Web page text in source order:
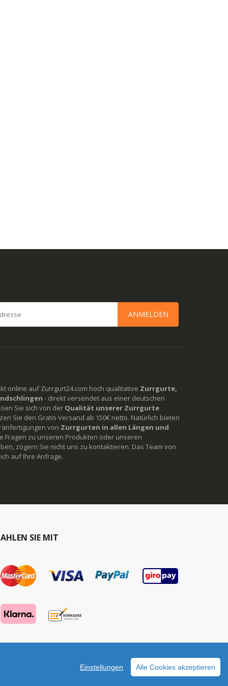
ANMELDEN
online auf Zurrgurt24.com hoch qualitative Zurrgurte,
- direkt versendet aus einer deutschen
Sie sich von der Qualität unserer Zurrgurte
Sie den Gratis Versand ab 150€ netto. Natürlich bieten
von Zurrgurten in allen Längen und
Fragen zu unseren Produkten oder unseren
zögern Sie nicht uns zu kontaktieren. Das Team von
auf Ihre Anfrage.
SIE MIT
Einstellungen Alle Cookies akzeptieren